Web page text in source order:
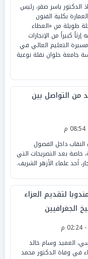
الدكتور ياسر صقر، رئيس
بكلية الفنون
طويلة من «العطاء
إرثاً كبيراً من الإنجازات
التعليم العالي في
جامعة حلوان نقلة نوعية
من التواصل بين
داخل الفصول
خاصة بعد التصريحات التي
أحد علماء الأزهر الشريف.
لتقديم العزاء
العميد وسام خالد
في وفاة الدكتور محمد